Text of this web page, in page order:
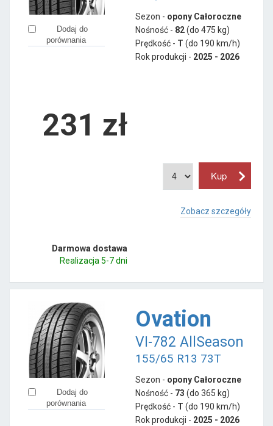
Dodaj do
porównania
Sezon - opony Całoroczne
Nośność - 82(do 475 kg)
Prędkość - T (do 190 km/h)
Rok produkcji - 2025 - 2026
231 zł
Zobacz szczegóły
Darmowa dostawa
Realizacja 5-7 dni
Dodaj do
porównania
Ovation
VI-782 AllSeason
155/65 R13 73T
Sezon - opony Całoroczne
Nośność - 73 (do 365 kg)
Prędkość - T (do 190 km/h)
Rok produkcji - 2025 - 2026